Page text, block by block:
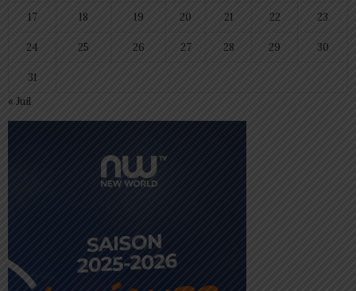
17 18 19 20 21 22 23
24 25 26 27 28 29 30
31
« Juil